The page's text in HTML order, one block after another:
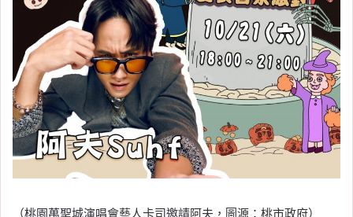
（桃園萬聖城演唱會藝人卡司邀請阿夫，圖源：桃市政府）